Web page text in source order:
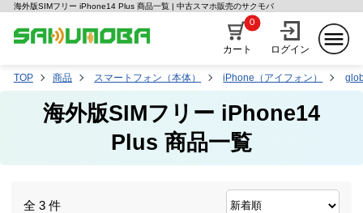
海外版SIMフリー iPhone14 Plus 商品一覧 | 中古スマホ販売のサクモバ
カート
0
ログイン
TOP 商品 スマートフォン（本体） iPhone（アイフォン）
海外版SIMフリー iPhone14
Plus 商品一覧
全 3 件